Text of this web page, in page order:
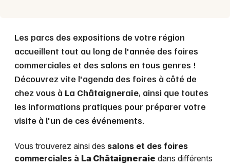
Les parcs des expositions de votre région
accueillent tout au long de l'année des foires
commerciales et des salons en tous genres !
Découvrez vite l'agenda des foires à côté de
chez vous à La Châtaigneraie, ainsi que toutes
les informations pratiques pour préparer votre
visite à l'un de ces événements.
Vous trouverez ainsi des salons et des foires
commerciales à La Châtaigneraie dans différents